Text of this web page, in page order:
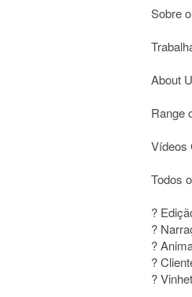
Sobre
About
Range
Vídeos
Todos
?
?
?
?
?